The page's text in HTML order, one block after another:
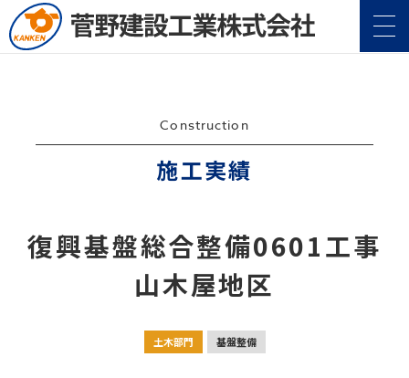
Service 事業案内
Construction
施工実績
復興基盤総合整備0601工事
山木屋地区
土木部門 基盤整備